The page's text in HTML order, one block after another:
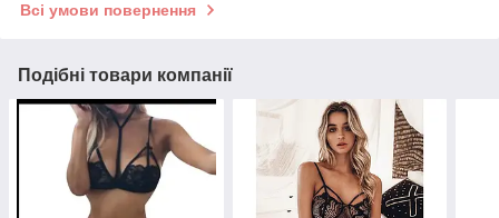
Всі умови повернення
Подібні товари компанії